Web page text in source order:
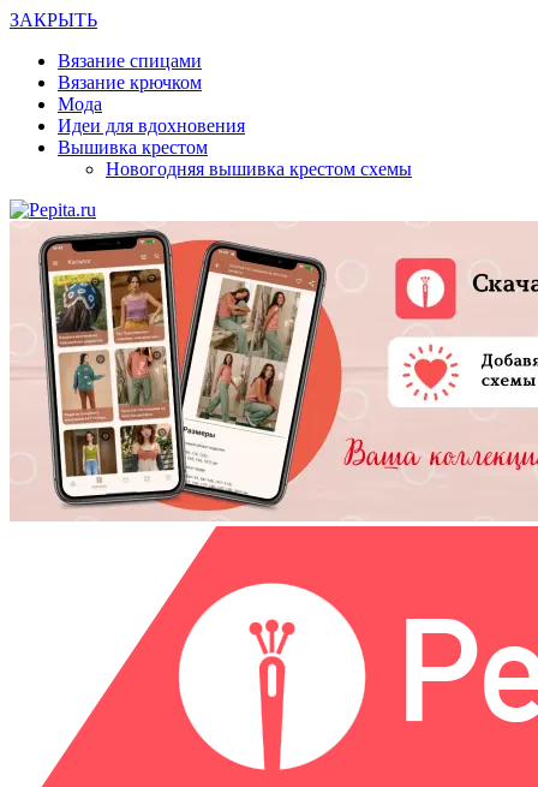
ЗАКРЫТЬ
Вязание спицами
Вязание крючком
Мода
Идеи для вдохновения
Вышивка крестом
Новогодняя вышивка крестом схемы